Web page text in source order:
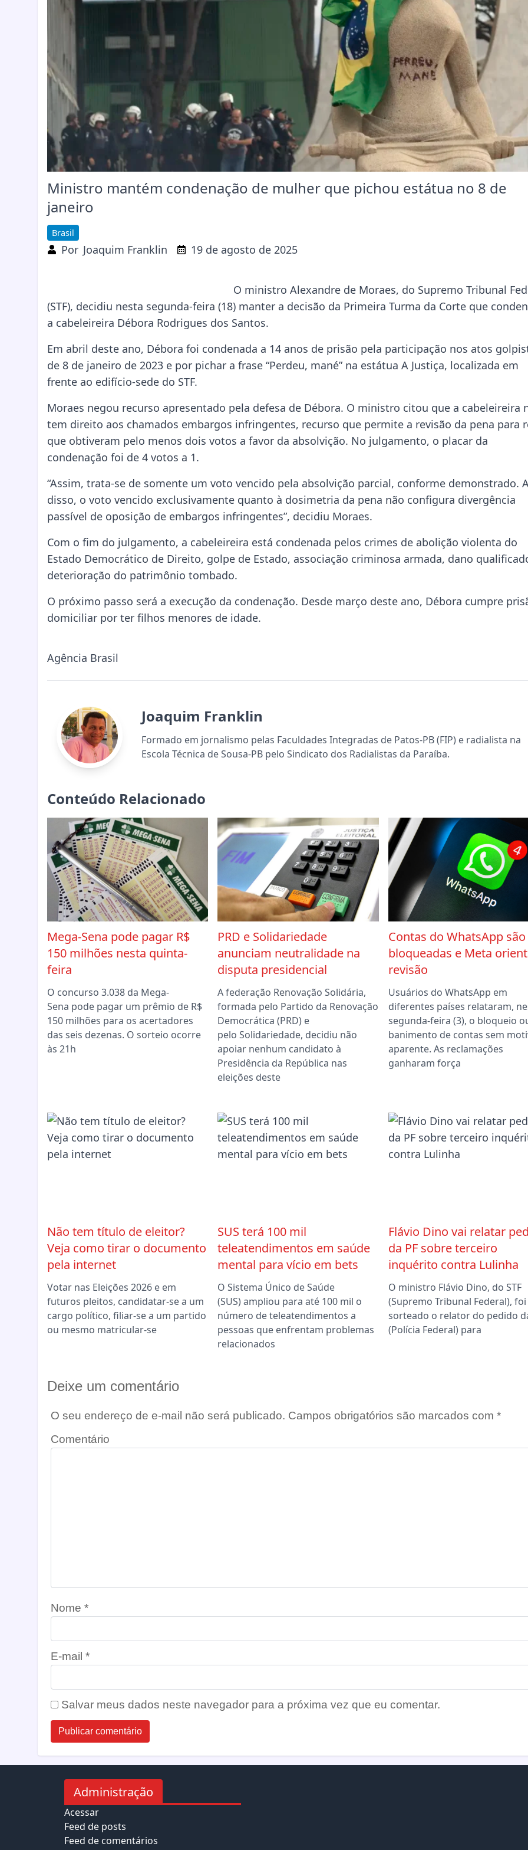
Ministro mantém condenação de mulher que pichou estátua no 8 de
janeiro
Brasil
Por Joaquim Franklin 19 de agosto de 2025
O ministro Alexandre de Moraes, do Supremo Tribunal
(STF), decidiu nesta segunda-feira (18) manter a decisão da Primeira Turma da Corte que
a cabeleireira Débora Rodrigues dos Santos.
Em abril deste ano, Débora foi condenada a 14 anos de prisão pela participação nos atos
de 8 de janeiro de 2023 e por pichar a frase “Perdeu, mané” na estátua A Justiça, localizada em
frente ao edifício-sede do STF.
Moraes negou recurso apresentado pela defesa de Débora. O ministro citou que a cabeleireira
tem direito aos chamados embargos infringentes, recurso que permite a revisão da pena para
que obtiveram pelo menos dois votos a favor da absolvição. No julgamento, o placar da
condenação foi de 4 votos a 1.
“Assim, trata-se de somente um voto vencido pela absolvição parcial, conforme demonstrado.
disso, o voto vencido exclusivamente quanto à dosimetria da pena não configura divergência
passível de oposição de embargos infringentes”, decidiu Moraes.
Com o fim do julgamento, a cabeleireira está condenada pelos crimes de abolição violenta do
Estado Democrático de Direito, golpe de Estado, associação criminosa armada, dano
deterioração do patrimônio tombado.
O próximo passo será a execução da condenação. Desde março deste ano, Débora cumpre
domiciliar por ter filhos menores de idade.
Agência Brasil
Joaquim Franklin
Formado em jornalismo pelas Faculdades Integradas de Patos-PB (FIP) e radialista na
Escola Técnica de Sousa-PB pelo Sindicato dos Radialistas da Paraíba.
Conteúdo Relacionado
Mega-Sena pode pagar R$
150 milhões nesta quinta-
feira
O concurso 3.038 da Mega-
Sena pode pagar um prêmio de R$
150 milhões para os acertadores
das seis dezenas. O sorteio ocorre
às 21h
PRD e Solidariedade
anunciam neutralidade na
disputa presidencial
A federação Renovação Solidária,
formada pelo Partido da Renovação
Democrática (PRD) e
pelo Solidariedade, decidiu não
apoiar nenhum candidato à
Presidência da República nas
eleições deste
Contas do WhatsApp são
bloqueadas e Meta
revisão
Usuários do WhatsApp em
diferentes países relataram,
segunda-feira (3), o bloqueio
banimento de contas sem
aparente. As reclamações
ganharam força
Não tem título de eleitor?
Veja como tirar o documento
pela internet
Votar nas Eleições 2026 e em
futuros pleitos, candidatar-se a um
cargo político, filiar-se a um partido
ou mesmo matricular-se
SUS terá 100 mil
teleatendimentos em saúde
mental para vício em bets
O Sistema Único de Saúde
(SUS) ampliou para até 100 mil o
número de teleatendimentos a
pessoas que enfrentam problemas
relacionados
Flávio Dino vai relatar
da PF sobre terceiro
inquérito contra Lulinha
O ministro Flávio Dino, do STF
(Supremo Tribunal Federal), foi
sorteado o relator do pedido
(Polícia Federal) para
Deixe um comentário
O seu endereço de e-mail não será publicado. Campos obrigatórios são marcados com *
Comentário
Nome *
E-mail *
Salvar meus dados neste navegador para a próxima vez que eu comentar.
Administração
Acessar
Feed de posts
Feed de comentários